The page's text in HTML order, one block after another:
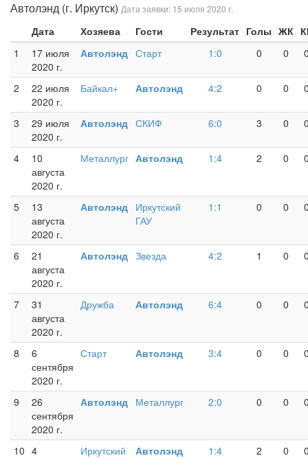
Автолэнд (г. Иркутск) Дата заявки: 15 июля 2020 г.
Дата Хозяева Гости Результат Голы ЖК
1
17 июля
2020 г.
Автолэнд Старт 1:0 0 0
2
22 июля
2020 г.
Байкал+ Автолэнд 4:2 0 0
3
29 июля
2020 г.
Автолэнд СКИФ 6:0 3 0
4
10
августа
2020 г.
Металлург Автолэнд 1:4 2 0
5
13
августа
2020 г.
Автолэнд Иркутский
ГАУ
1:1 0 0
6
21
августа
2020 г.
Автолэнд Звезда 4:2 1 0
7
31
августа
2020 г.
Дружба Автолэнд 6:4 0 0
8
6
сентября
2020 г.
Старт Автолэнд 3:4 0 0
9
26
сентября
2020 г.
Автолэнд Металлург 2:0 0 0
10 4
Иркутский
Автолэнд 1:4 2 0